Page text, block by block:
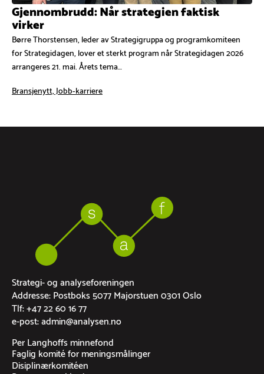
Gjennombrudd: Når strategien faktisk
virker
Børre Thorstensen, leder av Strategigruppa og programkomiteen
for Strategidagen, lover et sterkt program når Strategidagen 2026
arrangeres 21. mai. Årets tema…
Bransjenytt, Jobb-karriere
Strategi- og analyseforeningen
Addresse: Postboks 5077 Majorstuen 0301 Oslo
Tlf: +47 22 60 16 77
e-post: admin@analysen.no
Per Langhoffs minnefond
Faglig komité for meningsmålinger
Disiplinærkomitéen